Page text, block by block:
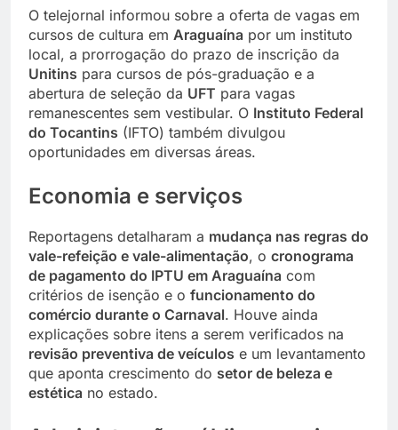
O telejornal informou sobre a oferta de vagas em
cursos de cultura em Araguaína por um instituto
local, a prorrogação do prazo de inscrição da
Unitins para cursos de pós-graduação e a
abertura de seleção da UFT para vagas
remanescentes sem vestibular. O Instituto Federal
do Tocantins (IFTO) também divulgou
oportunidades em diversas áreas.
Economia e serviços
Reportagens detalharam a mudança nas regras do
vale-refeição e vale-alimentação, o cronograma
de pagamento do IPTU em Araguaína com
critérios de isenção e o funcionamento do
comércio durante o Carnaval. Houve ainda
explicações sobre itens a serem verificados na
revisão preventiva de veículos e um levantamento
que aponta crescimento do setor de beleza e
estética no estado.